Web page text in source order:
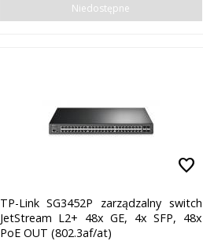
Niedostępne
favorite
TP-Link SG3452P zarządzalny switch
JetStream L2+ 48x GE, 4x SFP, 48x
PoE OUT (802.3af/at)